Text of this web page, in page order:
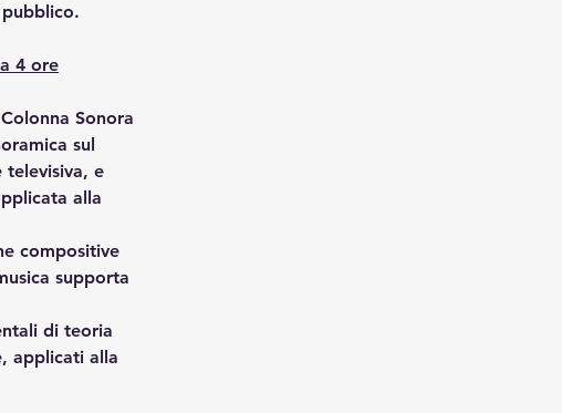
4 ore
Sonora
sul
e
alla
compositive
supporta
di teoria
applicati alla